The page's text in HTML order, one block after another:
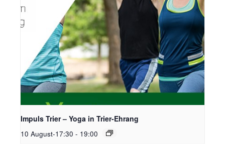
Impuls Trier – Yoga in Trier-Ehrang
10 August-17:30 - 19:00